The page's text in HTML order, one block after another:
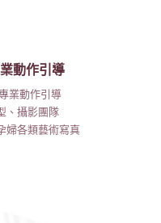
動作引導
業動作引導
、攝影團隊
婦各類藝術寫真